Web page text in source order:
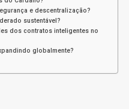
e descentralização?
sustentável?
dos contratos inteligentes no
globalmente?